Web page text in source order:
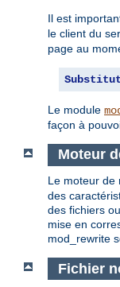
Il est
le client du
page au
Le module
façon à
Moteur
Le moteur de
des
des fichiers
mise en
mod_rewrite
Fichier